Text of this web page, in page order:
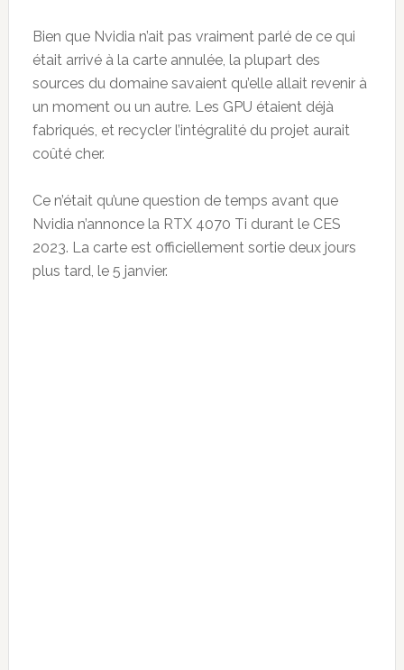
Bien que Nvidia n’ait pas vraiment parlé de ce qui
était arrivé à la carte annulée, la plupart des
sources du domaine savaient qu’elle allait revenir à
un moment ou un autre. Les GPU étaient déjà
fabriqués, et recycler l’intégralité du projet aurait
coûté cher.
Ce n’était qu’une question de temps avant que
Nvidia n’annonce la RTX 4070 Ti durant le CES
2023. La carte est officiellement sortie deux jours
plus tard, le 5 janvier.